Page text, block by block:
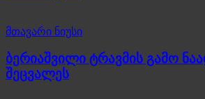
მთავარი ნიუსი
ბერიაშვილი ტრავმის გამო
შეცვალეს